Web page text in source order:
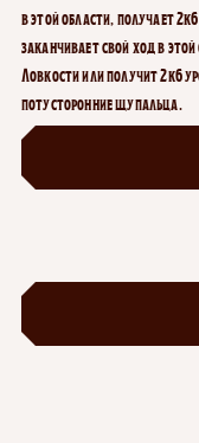
в этой области, получает
заканчивает свой ход в
Ловкости или получит 2к6
потусторонние щупальца.